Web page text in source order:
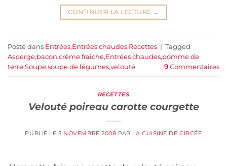
CONTINUER LA LECTURE →
Posté dans Entrées,Entrées chaudes,Recettes | Tagged
Asperge,bacon,crème fraîche,Entrées chaudes,pomme de
terre,Soupe,soupe de légumes,velouté 9 Commentaires
RECETTES
Velouté poireau carotte courgette
PUBLIÉ LE5 NOVEMBRE 2008 PAR LA CUISINE DE CIRCÉE